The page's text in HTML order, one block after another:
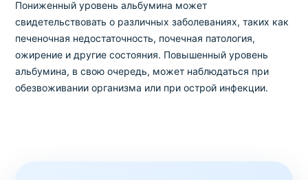
Пониженный уровень альбумина может
свидетельствовать о различных заболеваниях, таких как
печеночная недостаточность, почечная патология,
ожирение и другие состояния. Повышенный уровень
альбумина, в свою очередь, может наблюдаться при
обезвоживании организма или при острой инфекции.
своевременного обновления размещённого на сайте
прайс-листа. Однако, чтобы избежать возможных
недоразумений, рекомендуем уточнять стоимость и
сроки выполнения исследований по телефонам,
указанным на сайте.